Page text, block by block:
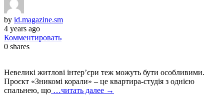
by id.magazine.sm
4 years ago
Комментировать
0 shares
Невеликі житлові інтер’єри теж можуть бути особливими.
Проєкт «Зникомі корали» – це квартира-студія з однією
спальнею, що …читать далее →